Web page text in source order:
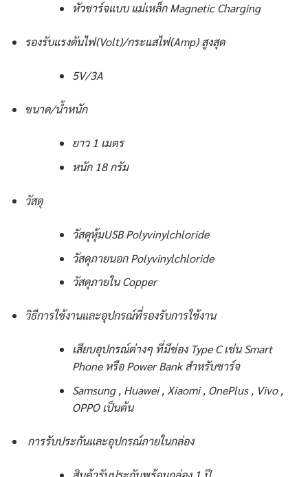
หัวชาร์จแบบ แม่เหล็ก Magnetic Charging
รองรับแรงดันไฟ(Volt)/กระแสไฟ(Amp) สูงสุด
5V/3A
ขนาด/น้ำหนัก
ยาว 1 เมตร
หนัก 18 กรัม
วัสดุ
วัสดุหุ้มUSB Polyvinylchloride
วัสดุภายนอก Polyvinylchloride
วัสดุภายใน Copper
วิธีการใช้งานและอุปกรณ์ที่รองรับการใช้งาน
เสียบอุปกรณ์ต่างๆ ที่มีช่อง Type C เช่น Smart
Phone หรือ Power Bank สำหรับชาร์จ
Samsung , Huawei , Xiaomi , OnePlus , Vivo ,
OPPO เป็นต้น
การรับประกันและอุปกรณ์ภายในกล่อง